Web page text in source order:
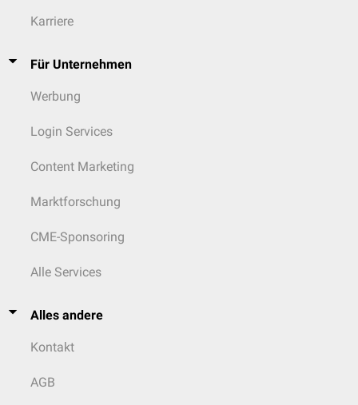
Karriere
Für Unternehmen
Werbung
Login Services
Content Marketing
Marktforschung
CME-Sponsoring
Alle Services
Alles andere
Kontakt
AGB